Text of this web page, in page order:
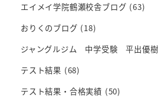
エイメイ学院鶴瀬校舎ブログ (63)
おりくのブログ (18)
ジャングルジム 中学受験 平出優樹
テスト結果 (68)
テスト結果・合格実績 (50)